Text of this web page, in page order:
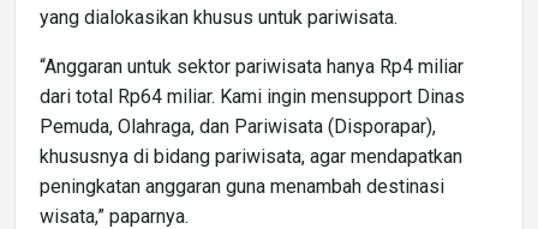
yang dialokasikan khusus untuk pariwisata.
“Anggaran untuk sektor pariwisata hanya Rp4 miliar
dari total Rp64 miliar. Kami ingin mensupport Dinas
Pemuda, Olahraga, dan Pariwisata (Disporapar),
khususnya di bidang pariwisata, agar mendapatkan
peningkatan anggaran guna menambah destinasi
wisata,” paparnya.